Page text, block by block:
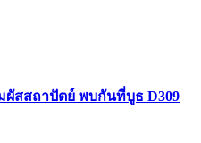
ผัสสถาปัตย์ พบกันที่บูธ D309